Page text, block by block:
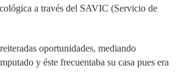
a través del SAVIC (Servicio de
oportunidades, mediando
y éste frecuentaba su casa pues era